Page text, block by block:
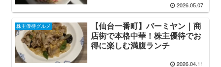
2026.05.07
株主優待グルメ
【仙台一番町】バーミヤン｜商
店街で本格中華！株主優待でお
得に楽しむ満腹ランチ
2026.04.11